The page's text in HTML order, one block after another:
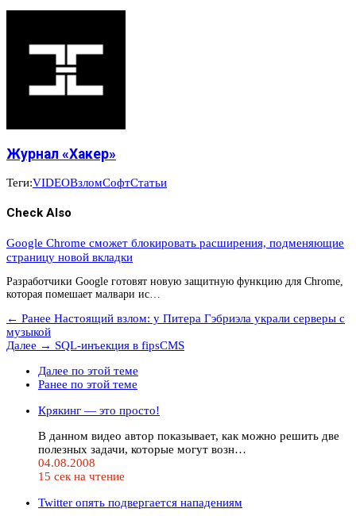
Журнал «Хакер»
Теги:VIDEOВзломСофтСтатьи
Check Also
Google Chrome сможет блокировать расширения, подменяющие
страницу новой вкладки
Разработчики Google готовят новую защитную функцию для Chrome,
которая помешает малвари ис…
← Ранее Настоящий взлом: у Питера Гэбриэла украли серверы с
музыкой
Далее → SQL-инъекция в fipsCMS
Далее по этой теме
Ранее по этой теме
Крякинг — это просто!
В данном видео автор показывает, как можно решить две
полезных задачи, которые могут возн…
04.08.2008
15 сек на чтение
Twitter опять подвергается нападениям